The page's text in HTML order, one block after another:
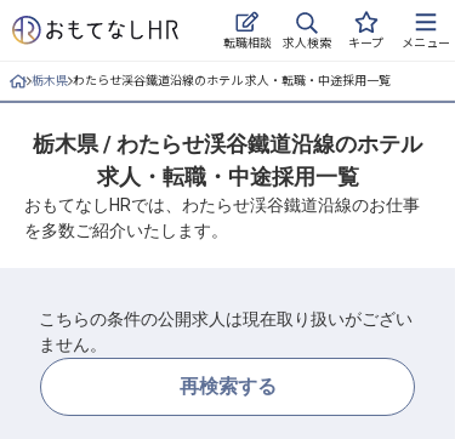
転職相談 求人検索 キープ メニュー
ログイン
求人・施設を探す
キープした求人
おもてなしHRについて
栃木県 わたらせ渓谷鐵道沿線のホテル 求人・転職・中途採用一覧
栃木県 / わたらせ渓谷鐵道沿線のホテル
求人・転職・中途採用一覧
おもてなしHRでは、わたらせ渓谷鐵道沿線のお仕事
を多数ご紹介いたします。
こちらの条件の公開求人は現在取り扱いがござい
ません。
再検索する